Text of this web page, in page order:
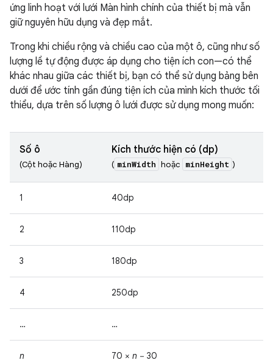
ứng linh hoạt với lưới Màn hình chính của thiết bị mà vẫn
giữ nguyên hữu dụng và đẹp mắt.
Trong khi chiều rộng và chiều cao của một ô, cũng như số
lượng lề tự động được áp dụng cho tiện ích con—có thể
khác nhau giữa các thiết bị, bạn có thể sử dụng bảng bên
dưới để ước tính gần đúng tiện ích của mình kích thước tối
thiểu, dựa trên số lượng ô lưới được sử dụng mong muốn:
Số ô
(Cột hoặc Hàng)
Kích thước hiện có (dp)
( minWidth hoặc minHeight )
1 40dp
2 110dp
3 180dp
4 250dp
… …
n 70 × n − 30